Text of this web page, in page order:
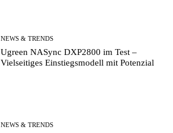
NEWS & TRENDS
Ugreen NASync DXP2800 im Test –
Vielseitiges Einstiegsmodell mit Potenzial
NEWS & TRENDS